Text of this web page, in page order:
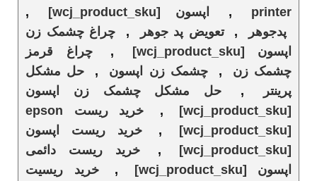
printer
, اپسون [wcj_product_sku]
,
پدجوهر
, تعویض پد جوهر ,
چراغ چشمک زن
اپسون [wcj_product_sku]
,
چراغ قرمز
چشمک زن
, چشمک زن اپسون ,
حل مشکل
پرینتر
,
حل مشکل چشمک زن اپسون
[wcj_product_sku]
,
خرید ریست epson
[wcj_product_sku]
,
خرید ریست اپسون
[wcj_product_sku]
,
خرید ریست دائمی
اپسون [wcj_product_sku]
,
خرید ریسیت